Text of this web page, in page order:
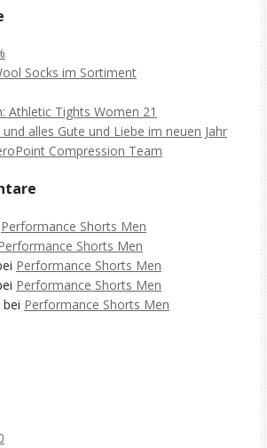
Socks im Sortiment
Athletic Tights Women 21
alles Gute und Liebe im neuen Jahr
Compression Team
Performance Shorts Men
Shorts Men
Performance Shorts Men
Performance Shorts Men
bei Performance Shorts Men